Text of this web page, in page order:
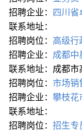
招聘企业： 四川省
联系地址：
招聘岗位： 高级行
招聘企业： 成都中
联系地址：成都
招聘岗位： 市场销
招聘企业： 攀枝花
联系地址：
招聘岗位： 招生专